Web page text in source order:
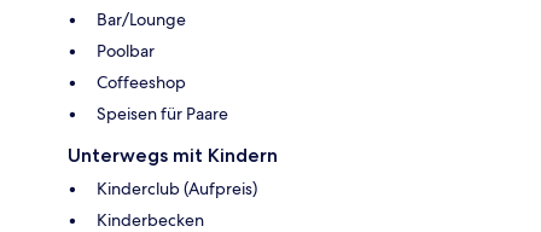
Bar/Lounge
Poolbar
Coffeeshop
Speisen für Paare
Unterwegs mit Kindern
Kinderclub (Aufpreis)
Kinderbecken